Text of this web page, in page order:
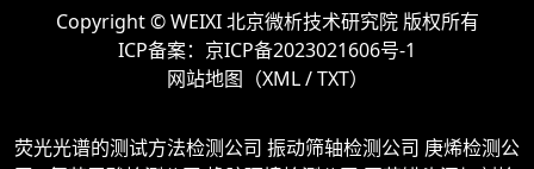
Copyright ©WEIXI 北京微析技术研究院版权所有
ICP备案： 京ICP备2023021606号-1
网站地图（XML/TXT）
荧光光谱的测试方法检测公司 振动筛轴检测公司 庚烯检测公